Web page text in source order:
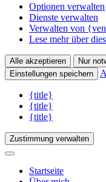
Optionen verwalten
Dienste verwalten
Verwalten von
Lese mehr über
Alle akzeptieren Nur
Einstellungen speichern
{title}
{title}
{title}
Zustimmung verwalten
Startseite